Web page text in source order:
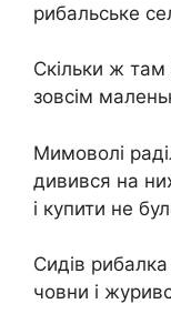
рибальське
Скільки ж там
зовсім
Мимоволі
дивився на
і купити не
Сидів
човни і